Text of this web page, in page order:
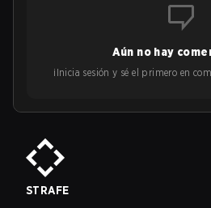
Aún no hay
¡Inicia sesión y sé el primero en
STRAFE